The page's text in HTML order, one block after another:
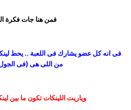
فمن هنا جات فكرة
فى انه كل عضو يشارك فى اللعبة .. يحط
من اللى هى (فى الجول
وياريت اللينكات تكون ما بين لينكين لــ